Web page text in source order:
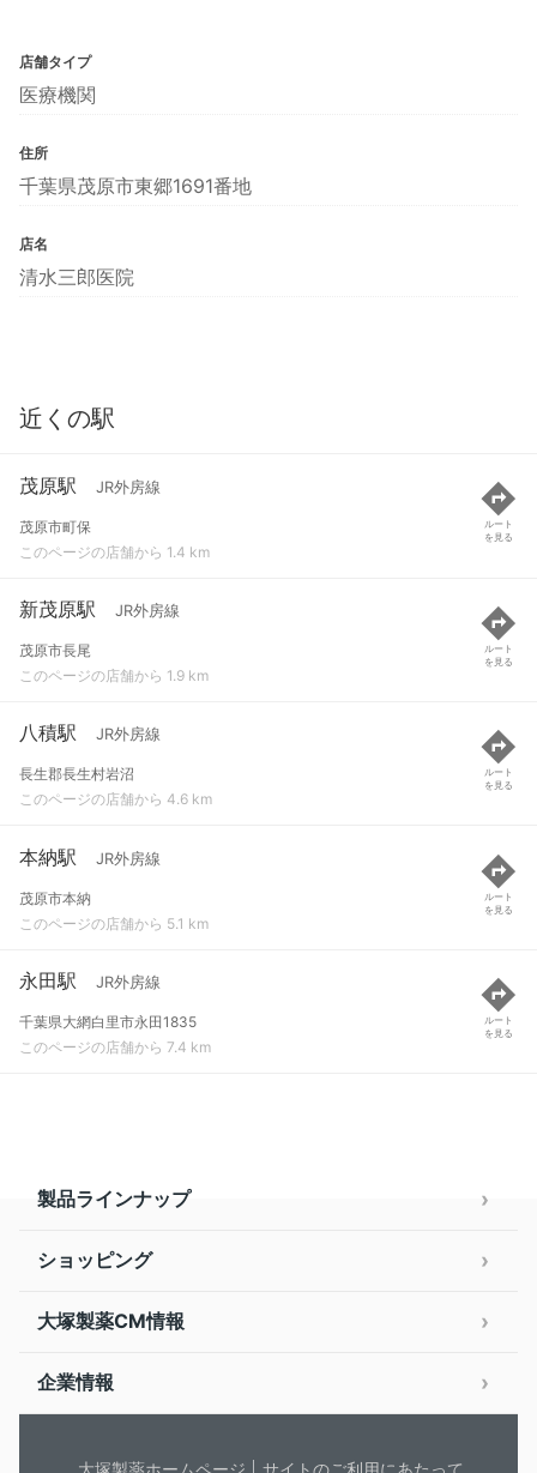
店舗タイプ
医療機関
住所
千葉県茂原市東郷1691番地
店名
清水三郎医院
近くの駅
茂原駅 JR外房線
茂原市町保
このページの店舗から 1.4 km
ルート
を見る
新茂原駅 JR外房線
茂原市長尾
このページの店舗から 1.9 km
ルート
を見る
八積駅 JR外房線
長生郡長生村岩沼
このページの店舗から 4.6 km
ルート
を見る
本納駅 JR外房線
茂原市本納
このページの店舗から 5.1 km
ルート
を見る
永田駅 JR外房線
千葉県大網白里市永田1835
このページの店舗から 7.4 km
ルート
を見る
製品ラインナップ
ショッピング
大塚製薬CM情報
企業情報